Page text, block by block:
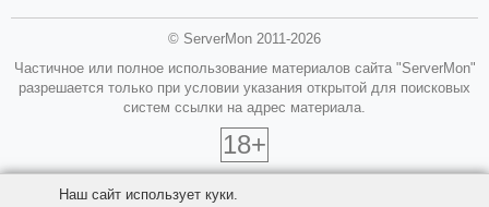
© ServerMon 2011-2026
Частичное или полное использование материалов сайта "ServerMon"
разрешается только при условии указания открытой для поисковых
систем ссылки на адрес материала.
18+
Наш сайт использует куки.